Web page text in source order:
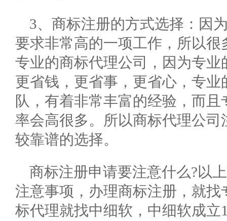
3、商标注册的方式选择：因
要求非常高的一项工作，所以
专业的商标代理公司，因为专
更省钱，更省事，更省心，专
队，有着非常丰富的经验，而
率会高很多。所以商标代理公
较靠谱的选择。
商标注册申请要注意什么?以
注意事项，办理商标注册，就
标代理就找中细软，中细软成